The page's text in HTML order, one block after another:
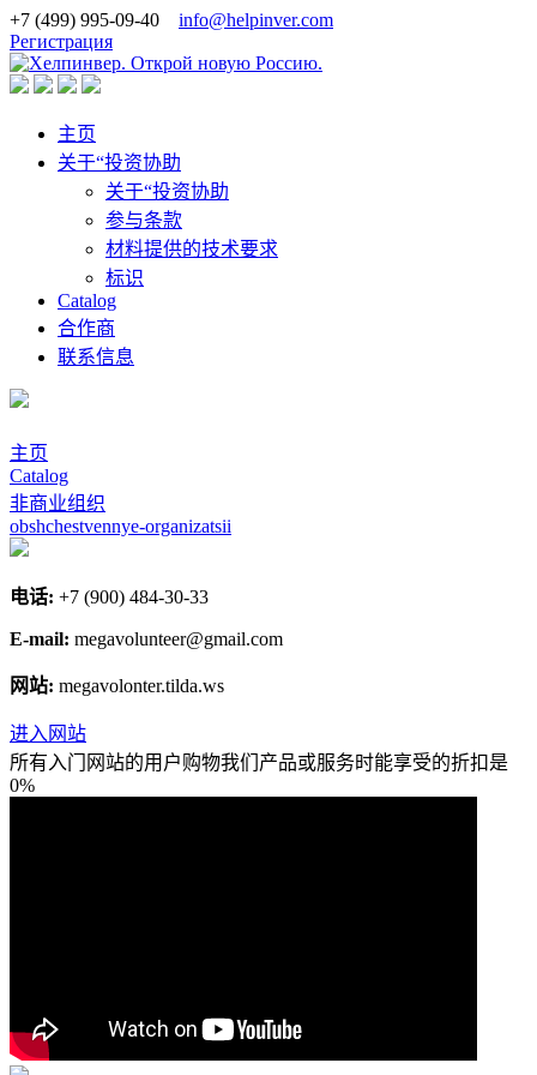
+7 (499) 995-09-40
info@helpinver.com
Регистрация
主页
关于“投资协助
关于“投资协助
参与条款
材料提供的技术要求
标识
Catalog
合作商
联系信息
主页
Catalog
非商业组织
obshchestvennye-organizatsii
电话: +7 (900) 484-30-33
E-mail: megavolunteer@gmail.com
网站: megavolonter.tilda.ws
进入网站
所有入门网站的用户购物我们产品或服务时能享受的折扣是
0%